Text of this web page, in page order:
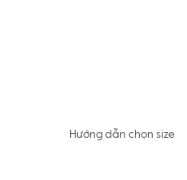
Hướng dẫn chọn size